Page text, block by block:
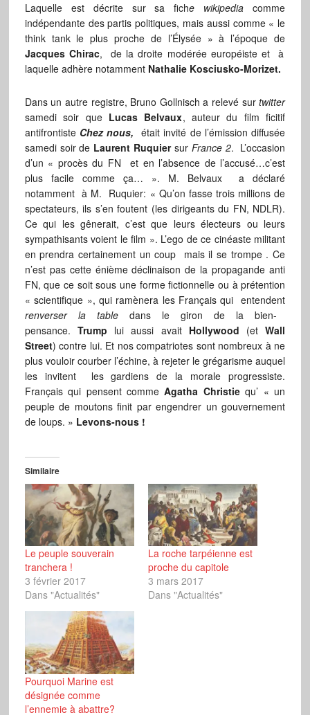
Laquelle est décrite sur sa fiche wikipedia comme
indépendante des partis politiques, mais aussi comme « le
think tank le plus proche de l’Élysée » à l’époque de
Jacques Chirac, de la droite modérée européiste et à
laquelle adhère notamment Nathalie Kosciusko-Morizet.
Dans un autre registre, Bruno Gollnisch a relevé surtwitter
samedi soir que Lucas Belvaux, auteur du film ficitif
antifrontisteChez nous, était invité de l’émission diffusée
samedi soir de Laurent Ruquiersur France 2. L’occasion
d’un « procès du FN et en l’absence de l’accusé…c’est
plus facile comme ça… ». M. Belvaux a déclaré
notamment à M. Ruquier: « Qu’on fasse trois millions de
spectateurs, ils s’en foutent (les dirigeants du FN, NDLR).
Ce qui les gênerait, c’est que leurs électeurs ou leurs
sympathisants voient le film ». L’ego de ce cinéaste militant
en prendra certainement un coup mais il se trompe . Ce
n’est pas cette énième déclinaison de la propagande anti
FN, que ce soit sous une forme fictionnelle ou à prétention
« scientifique », qui ramènera les Français qui entendent
renverser la table dans le giron de la bien-
pensance.Trump lui aussi avait Hollywood (et Wall
Street) contre lui. Et nos compatriotes sont nombreux à ne
plus vouloir courber l’échine, à rejeter le grégarisme auquel
les invitent les gardiens de la morale progressiste.
Français qui pensent comme Agatha Christiequ’ « un
peuple de moutons finit par engendrer un gouvernement
de loups. » Levons-nous !
Similaire
Le peuple souverain
tranchera !
3 février 2017
Dans "Actualités"
La roche tarpéienne est
proche du capitole
3 mars 2017
Dans "Actualités"
Pourquoi Marine est
désignée comme
l’ennemie à abattre?